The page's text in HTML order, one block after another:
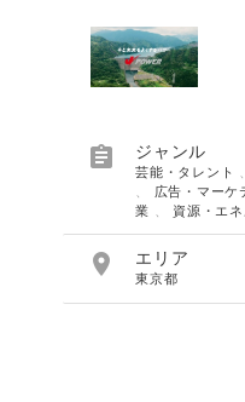
 ジャンル
芸能・タレント
広告・マーケ
業
資源・エ
 エリア
東京都